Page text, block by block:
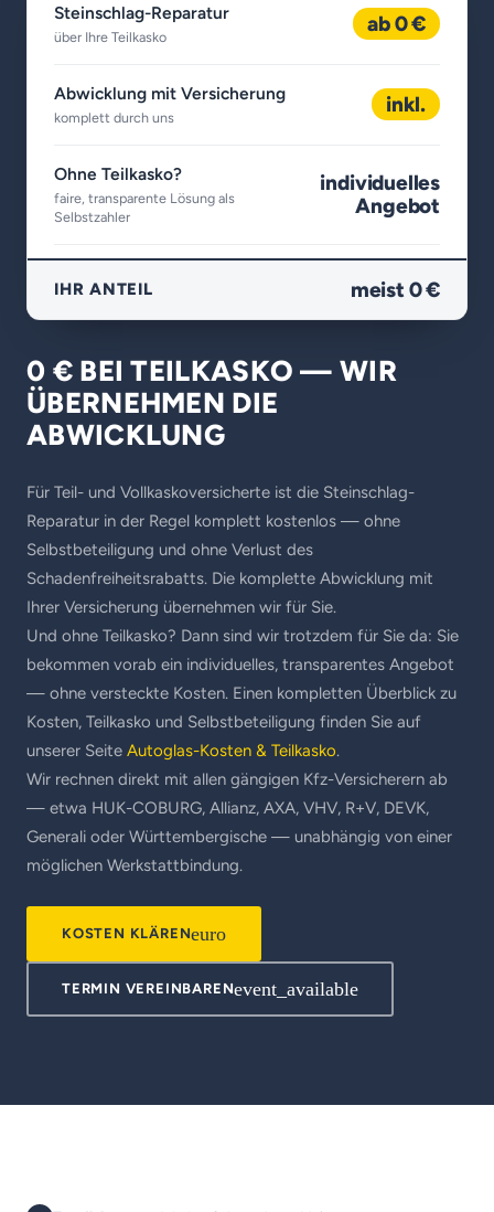
Steinschlag-Reparatur
über Ihre Teilkasko ab 0 €
Abwicklung mit Versicherung
komplett durch uns inkl.
Ohne Teilkasko?
faire, transparente Lösung als
Selbstzahler
individuelles
Angebot
IHR ANTEIL meist 0 €
0 € BEI TEILKASKO — WIR
ÜBERNEHMEN DIE
ABWICKLUNG
Für Teil- und Vollkaskoversicherte ist die Steinschlag-
Reparatur in der Regel komplett kostenlos — ohne
Selbstbeteiligung und ohne Verlust des
Schadenfreiheitsrabatts. Die komplette Abwicklung mit
Ihrer Versicherung übernehmen wir für Sie.
Und ohne Teilkasko? Dann sind wir trotzdem für Sie da: Sie
bekommen vorab ein individuelles, transparentes Angebot
— ohne versteckte Kosten. Einen kompletten Überblick zu
Kosten, Teilkasko und Selbstbeteiligung finden Sie auf
unserer Seite Autoglas-Kosten & Teilkasko.
Wir rechnen direkt mit allen gängigen Kfz-Versicherern ab
— etwa HUK-COBURG, Allianz, AXA, VHV, R+V, DEVK,
Generali oder Württembergische — unabhängig von einer
möglichen Werkstattbindung.
KOSTEN KLÄRENeuro
TERMIN VEREINBARENevent_available